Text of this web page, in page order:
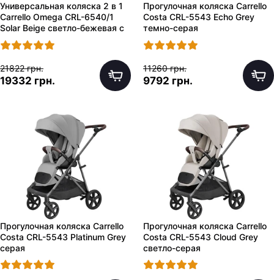
Универсальная коляска 2 в 1
Carrello Omega CRL-6540/1
Solar Beige светло-бежевая с
сумочкой
21822 грн.
19332 грн.
Прогулочная коляска Carrello
Costa CRL-5543 Echo Grey
темно-серая
11260 грн.
9792 грн.
Прогулочная коляска Carrello
Costa CRL-5543 Platinum Grey
серая
Прогулочная коляска Carrello
Costa CRL-5543 Cloud Grey
светло-серая